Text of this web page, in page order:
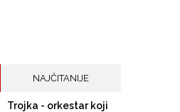
NAJČITANIJE
Trojka - orkestar koji